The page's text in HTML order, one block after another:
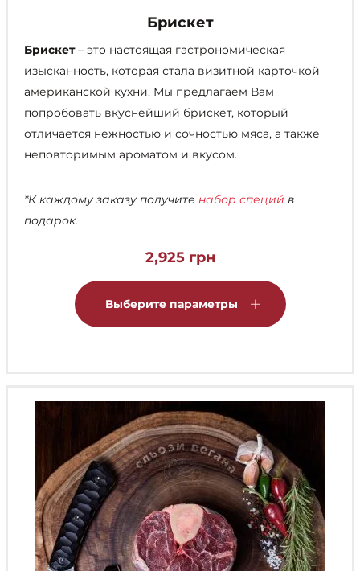
Брискет
Брискет– это настоящая гастрономическая
изысканность, которая стала визитной карточкой
американской кухни. Мы предлагаем Вам
попробовать вкуснейший брискет, который
отличается нежностью и сочностью мяса, а также
неповторимым ароматом и вкусом.
*К каждому заказу получите набор специй в
подарок.
2,925 грн
Выберите параметры
товар
можно
странице
товара.